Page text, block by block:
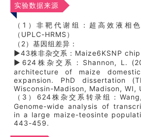
实验数据来源
（1）非靶代谢组：超高效液相
（UPLC-HRMS）
（2）基因组差异：
▶43株非杂交系：Maize6KSNP chip
▶624株杂交系：Shannon, L.
architecture of maize
expansion. PhD dissertation
Wisconsin-Madison, Madison, WI,
（3）624株杂交系转录组：
Genome-wide analysis of
in a large maize-teosinte
443-459.